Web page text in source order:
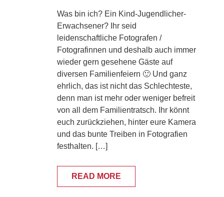
Was bin ich? Ein Kind-Jugendlicher-
Erwachsener? Ihr seid
leidenschaftliche Fotografen /
Fotografinnen und deshalb auch immer
wieder gern gesehene Gäste auf
diversen Familienfeiern 🙂 Und ganz
ehrlich, das ist nicht das Schlechteste,
denn man ist mehr oder weniger befreit
von all dem Familientratsch. Ihr könnt
euch zurückziehen, hinter eure Kamera
und das bunte Treiben in Fotografien
festhalten. […]
READ MORE